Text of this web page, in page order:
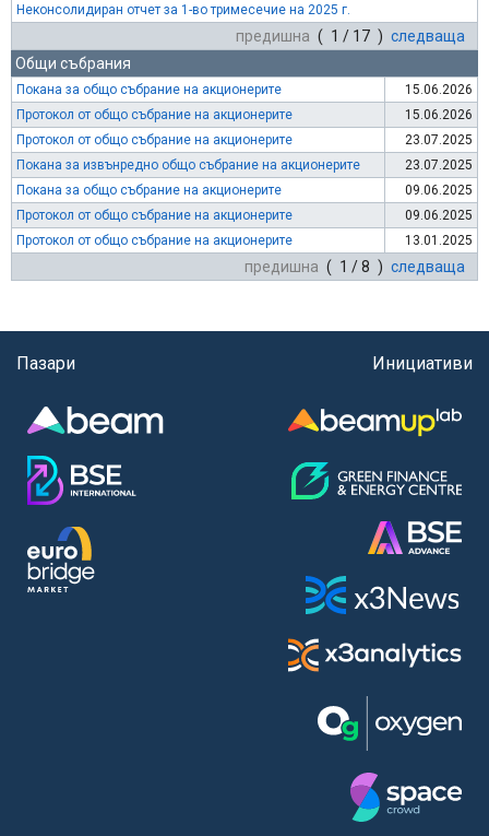
Неконсолидиран отчет за 1-во тримесечие на 2025 г.
предишна ( 1 / 17 ) следваща
Общи събрания
Покана за общо събрание на акционерите
15.06.2026
Протокол от общо събрание на акционерите
15.06.2026
Протокол от общо събрание на акционерите
23.07.2025
Покана за извънредно общо събрание на акционерите
23.07.2025
Покана за общо събрание на акционерите
09.06.2025
Протокол от общо събрание на акционерите
09.06.2025
Протокол от общо събрание на акционерите
13.01.2025
предишна ( 1 / 8 ) следваща
Пазари Инициативи